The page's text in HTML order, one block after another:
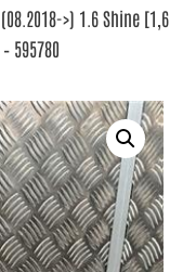
>) 1.6 Shine [1,6
595780